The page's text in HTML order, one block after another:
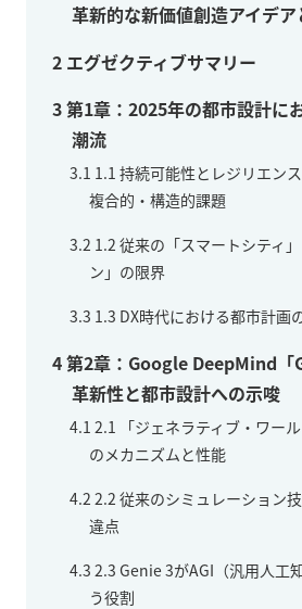
革新的な新価値創造アイデア
2 エグゼクティブサマリー
3第1章：2025年の都市設計に
潮流
3.1 1.1 持続可能性とレジリエン
複合的・構造的課題
3.2 1.2 従来の「スマートシティ
ン」の限界
3.3 1.3 DX時代における都市計画
4第2章：Google DeepMind「
革新性と都市設計への示唆
4.1 2.1 「ジェネラティブ・ワー
のメカニズムと性能
4.2 2.2 従来のシミュレーション
違点
4.3 2.3 Genie 3がAGI（汎用人工
う役割